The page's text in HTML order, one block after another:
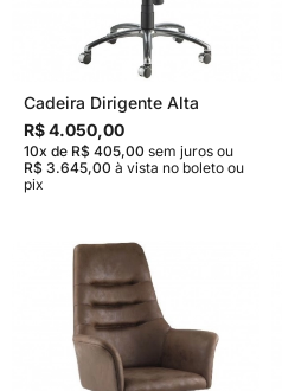
Cadeira Dirigente Alta
R$ 4.050,00
10x de R$ 405,00 sem juros ou
R$ 3.645,00 à vista no boleto ou
pix